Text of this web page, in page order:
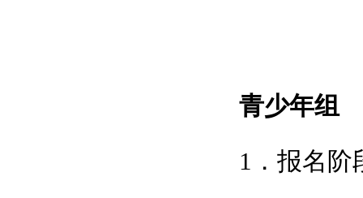
青少年组
1．报名